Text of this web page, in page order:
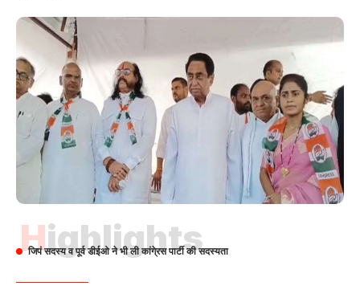
Highlights
जिपं सदस्य व पूर्व डीईओ ने भी ली कांगे्रस पार्टी की सदस्यता